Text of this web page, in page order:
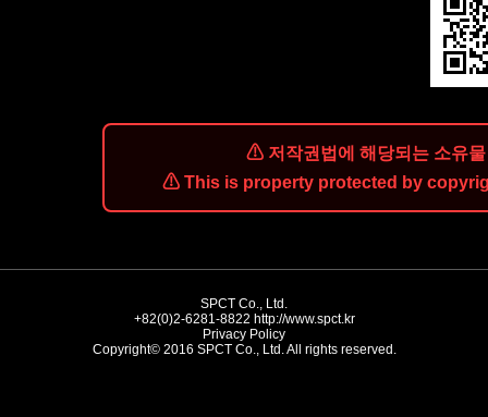
⚠ 저작권법에 해당되는 소유
⚠ This is property protected by
SPCT Co., Ltd.
+82(0)2-6281-8822 http://www.spct.kr
Privacy Policy
Copyright© 2016 SPCT Co., Ltd. All rights reserved.